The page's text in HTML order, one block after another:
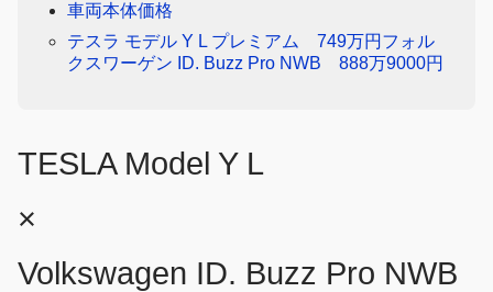
車両本体価格
テスラ モデル Y L プレミアム 749万円フォル
クスワーゲン ID. Buzz Pro NWB 888万9000円
TESLA Model Y L
×
Volkswagen ID. Buzz Pro NWB